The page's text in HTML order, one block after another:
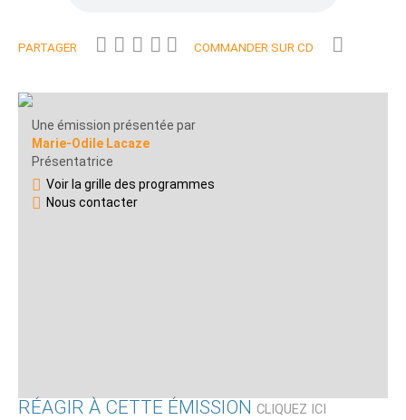
PARTAGER COMMANDER SUR CD
Une émission présentée par
Marie-Odile Lacaze
Présentatrice
Voir la grille des programmes
Nous contacter
RÉAGIR À CETTE ÉMISSION CLIQUEZ ICI